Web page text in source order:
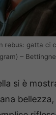
rebus: gatta ci
–
si è
bellezza,